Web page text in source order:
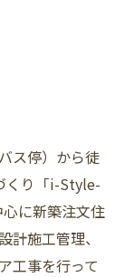
ス停）から徒
くり「i-Style-
に新築注文住
計施工管理、
工事を行って